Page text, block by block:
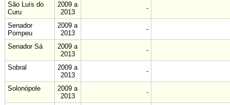
São Luís do
Curu
2009 a
2013
-
Senador
Pompeu
2009 a
2013
-
Senador Sá
2009 a
2013
-
Sobral
2009 a
2013
-
Solonópole
2009 a
2013
-